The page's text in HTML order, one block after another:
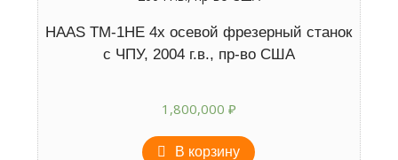
HAAS TM-1HE 4х осевой фрезерный станок
с ЧПУ, 2004 г.в., пр-во США
1,800,000 ₽
В корзину